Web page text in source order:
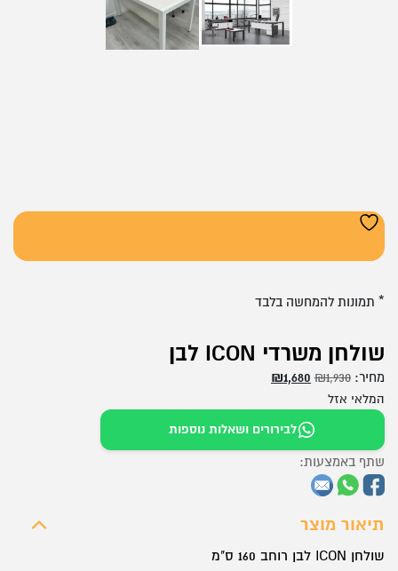
שולחן משרדי ICON לבן
מחיר: ₪1,930
המחיר
היה:
₪1,930.
₪1,680
המלאי אזל
לבירורים ושאלות נוספות
תיאור מוצר
שולחן ICON לבן רוחב 160 ס"מ
שתף באמצעות:
* תמונות להמחשה בלבד